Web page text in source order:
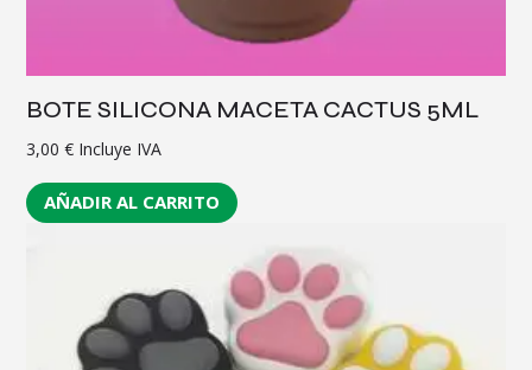
BOTE SILICONA MACETA CACTUS 5ML
3,00€ Incluye IVA
AÑADIR AL CARRITO